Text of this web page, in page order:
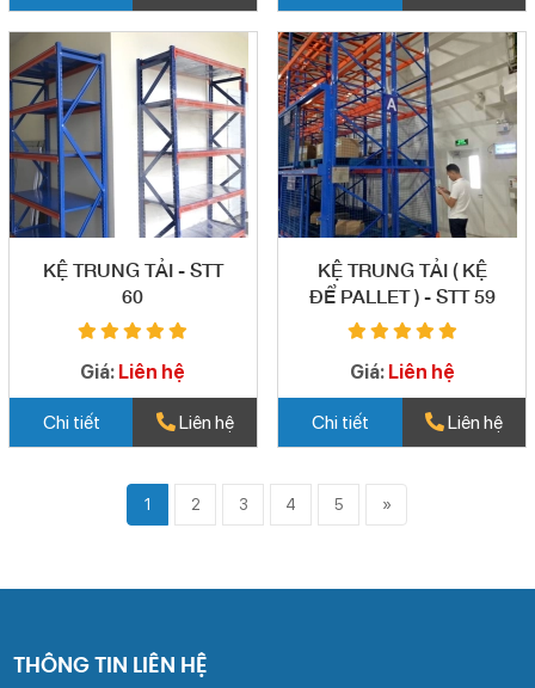
KỆ TRUNG TẢI - STT
60
Giá: Liên hệ
Chi tiết Liên hệ
KỆ TRUNG TẢI ( KỆ
ĐỂ PALLET ) - STT 59
Giá: Liên hệ
Chi tiết Liên hệ
1 2 3 4 5 »
THÔNG TIN LIÊN HỆ